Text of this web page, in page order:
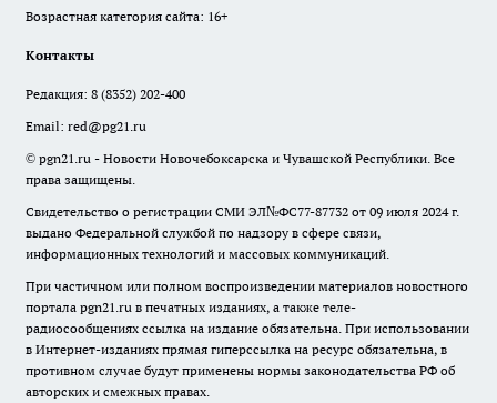
Возрастная категория сайта: 16+
Контакты
Редакция: 8 (8352) 202-400
Email: red@pg21.ru
© pgn21.ru - Новости Новочебоксарска и Чувашской Республики. Все
права защищены.
Свидетельство о регистрации СМИ ЭЛ№ФС77-87732 от 09 июля 2024 г.
выдано Федеральной службой по надзору в сфере связи,
информационных технологий и массовых коммуникаций.
При частичном или полном воспроизведении материалов новостного
портала pgn21.ru в печатных изданиях, а также теле-
радиосообщениях ссылка на издание обязательна. При использовании
в Интернет-изданиях прямая гиперссылка на ресурс обязательна, в
противном случае будут применены нормы законодательства РФ об
авторских и смежных правах.